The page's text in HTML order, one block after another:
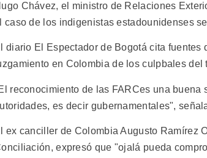
Chávez, el ministro de Relaciones
caso de los indigenistas estadounidenses
diario El Espectador de Bogotá cita
en Colombia de los culpbales del
reconocimiento de las FARCes una buena
es decir gubernamentales",
ex canciller de Colombia Augusto Ramírez
expresó que "ojalá pueda